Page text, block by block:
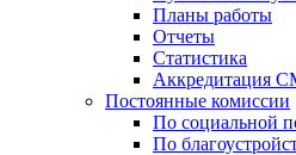
Планы работы
Отчеты
Статистика
Аккредитация
Постоянные комиссии
По социальной
По